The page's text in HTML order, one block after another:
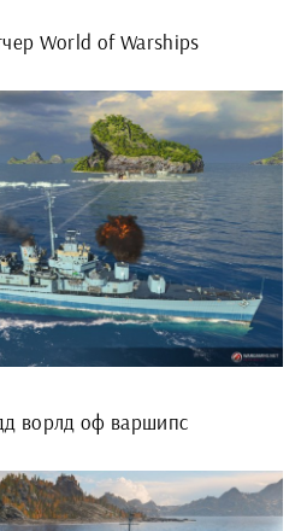
World of Warships
ворлд оф варшипс